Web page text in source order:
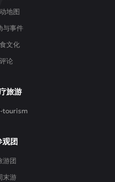
地图
与事件
文化
评论
旅游
tourism
观团
游团
末游